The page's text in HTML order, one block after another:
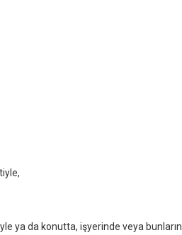
ya da konutta, işyerinde veya bunların